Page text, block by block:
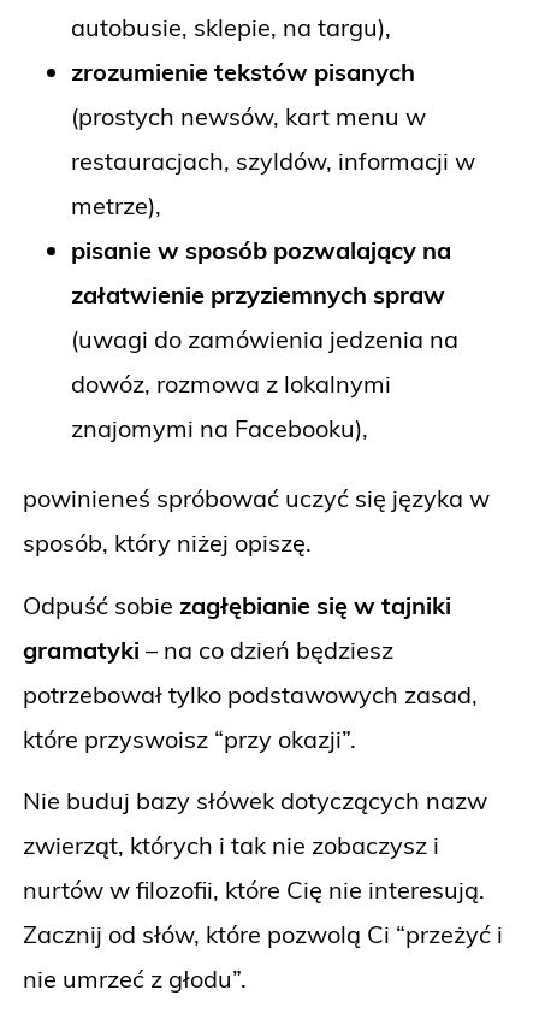
autobusie, sklepie, na targu),
zrozumienie tekstów pisanych
(prostych newsów, kart menu w
restauracjach, szyldów, informacji w
metrze),
pisanie w sposób pozwalający na
załatwienie przyziemnych spraw
(uwagi do zamówienia jedzenia na
dowóz, rozmowa z lokalnymi
znajomymi na Facebooku),
powinieneś spróbować uczyć się języka w
sposób, który niżej opiszę.
Odpuść sobie zagłębianie się w tajniki
gramatyki – na co dzień będziesz
potrzebował tylko podstawowych zasad,
które przyswoisz “przy okazji”.
Nie buduj bazy słówek dotyczących nazw
zwierząt, których i tak nie zobaczysz i
nurtów w filozofii, które Cię nie interesują.
Zacznij od słów, które pozwolą Ci “przeżyć i
nie umrzeć z głodu”.